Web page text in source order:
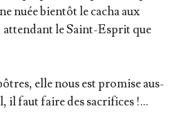
nuée bien­tôt le cacha aux
atten­dant le Saint-Esprit que
elle nous est pro­mise aus­
il faut faire des sacrifices !…